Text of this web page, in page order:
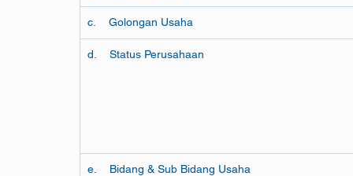
c.    Golongan Usaha
d.    Status Perusahaan
e.    Bidang & Sub Bidang Usaha